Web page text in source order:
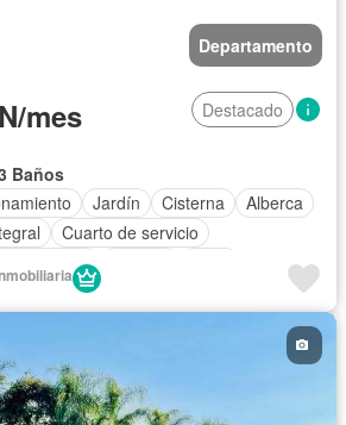
Departamento
mes
Destacado
Baños
Jardín Cisterna
Alberca
Cuarto de servicio
Zona infantil
Cancha de tenis
Permite niños
Solo familias